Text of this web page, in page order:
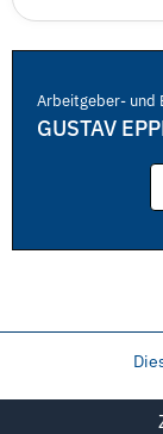
Arbeitgeber- und
GUSTAV